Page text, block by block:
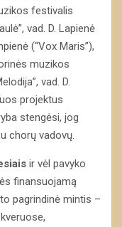
festivalis
vad. D. Lapienė
(“Vox Maris”),
muzikos
vad. D.
projektus
stengėsi, jog
chorų vadovų.
ir vėl pavyko
finansuojamą
pagrindinė mintis –